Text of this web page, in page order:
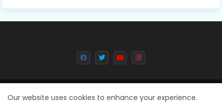
All Right Reserved Copyright © 2024 Deval Dainik || Created By
Our website uses cookies to enhance your experience.